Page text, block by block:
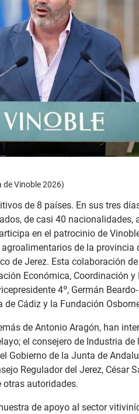
de Vinoble 2026)
de 8 países. En sus tres
de casi 40 nacionalidades,
en el patrocinio de
de la provincia
de Jerez. Esta colaboración
Económica, Coordinación y
4º, Germán
de Cádiz y la Fundación
de Antonio Aragón, han
el consejero de Industria de
Gobierno de la Junta de
Regulador del Jerez, César
autoridades.
de apoyo al sector